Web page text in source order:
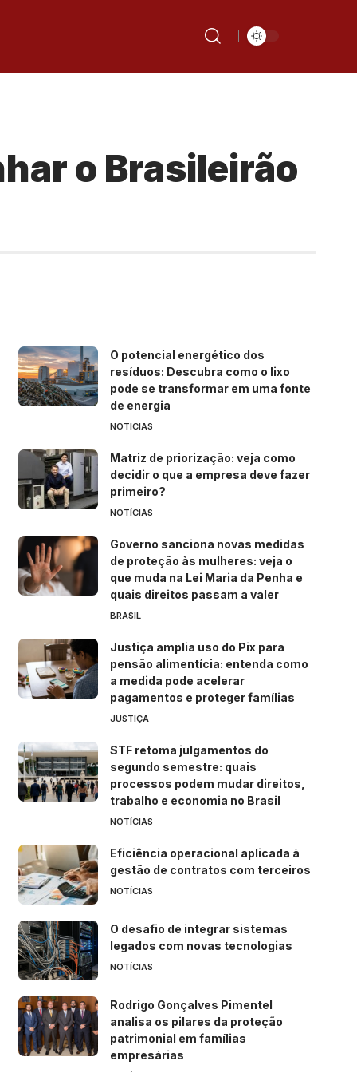
o Brasileirão
O potencial energético dos
resíduos: Descubra como o lixo
pode se transformar em uma fonte
de energia
NOTÍCIAS
Matriz de priorização: veja como
decidir o que a empresa deve fazer
primeiro?
NOTÍCIAS
Governo sanciona novas medidas
de proteção às mulheres: veja o
que muda na Lei Maria da Penha e
quais direitos passam a valer
BRASIL
Justiça amplia uso do Pix para
pensão alimentícia: entenda como
a medida pode acelerar
pagamentos e proteger famílias
JUSTIÇA
STF retoma julgamentos do
segundo semestre: quais
processos podem mudar direitos,
trabalho e economia no Brasil
NOTÍCIAS
Eficiência operacional aplicada à
gestão de contratos com terceiros
NOTÍCIAS
O desafio de integrar sistemas
legados com novas tecnologias
NOTÍCIAS
Rodrigo Gonçalves Pimentel
analisa os pilares da proteção
patrimonial em famílias
empresárias